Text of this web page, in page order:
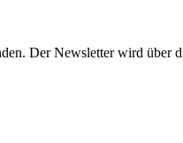
Der Newsletter wird über